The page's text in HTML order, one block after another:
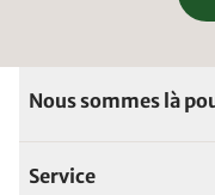
Nous sommes là
Service